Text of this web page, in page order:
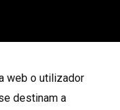
web o utilizador
destinam a